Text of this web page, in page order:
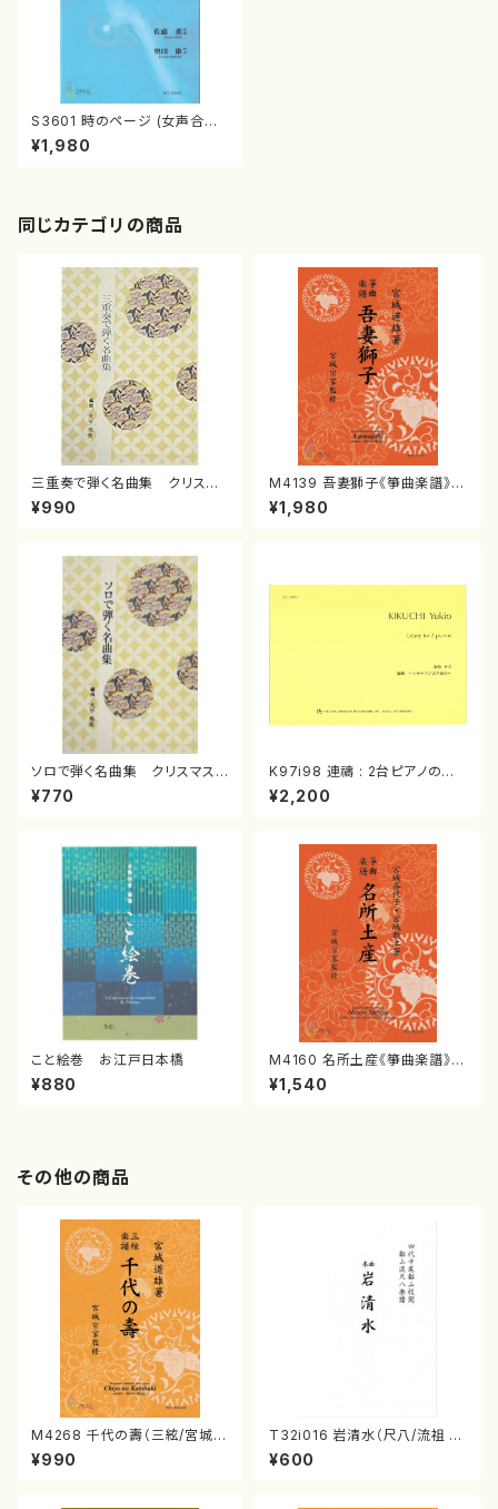
S3601 時のページ (女声合唱/
佐藤薫/楽譜）
¥1,980
同じカテゴリの商品
三重奏で弾く名曲集 クリスマ
スメドレー( 箏2/大平光美 編
曲/楽譜）
¥990
M4139 吾妻獅子《箏曲楽譜》
（箏/宮城道雄著・宮城宗家監修/
箏曲古典楽譜）
¥1,980
ソロで弾く名曲集 クリスマス・
イブ／恋人がサンタクロース(
箏独奏 /大平光美 編曲/楽
¥770
K97i98 連禱 : 2台ピアノのた
めの（2 Pianos / 菊池 幸夫 /
楽譜）
¥2,200
こと絵巻 お江戸日本橋
¥880
M4160 名所土産《箏曲楽譜》
（箏/宮城喜代子・宮城数江著・
宮城宗家監修/箏曲古典楽譜）
¥1,540
その他の商品
M4268 千代の壽（三絃/宮城道
雄著・宮城宗家監修/三絃楽譜）
¥990
T32i016 岩清水（尺八/流祖 中
尾都山/楽譜）都山：15
¥600